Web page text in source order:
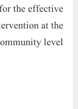
the effective
at the
level.